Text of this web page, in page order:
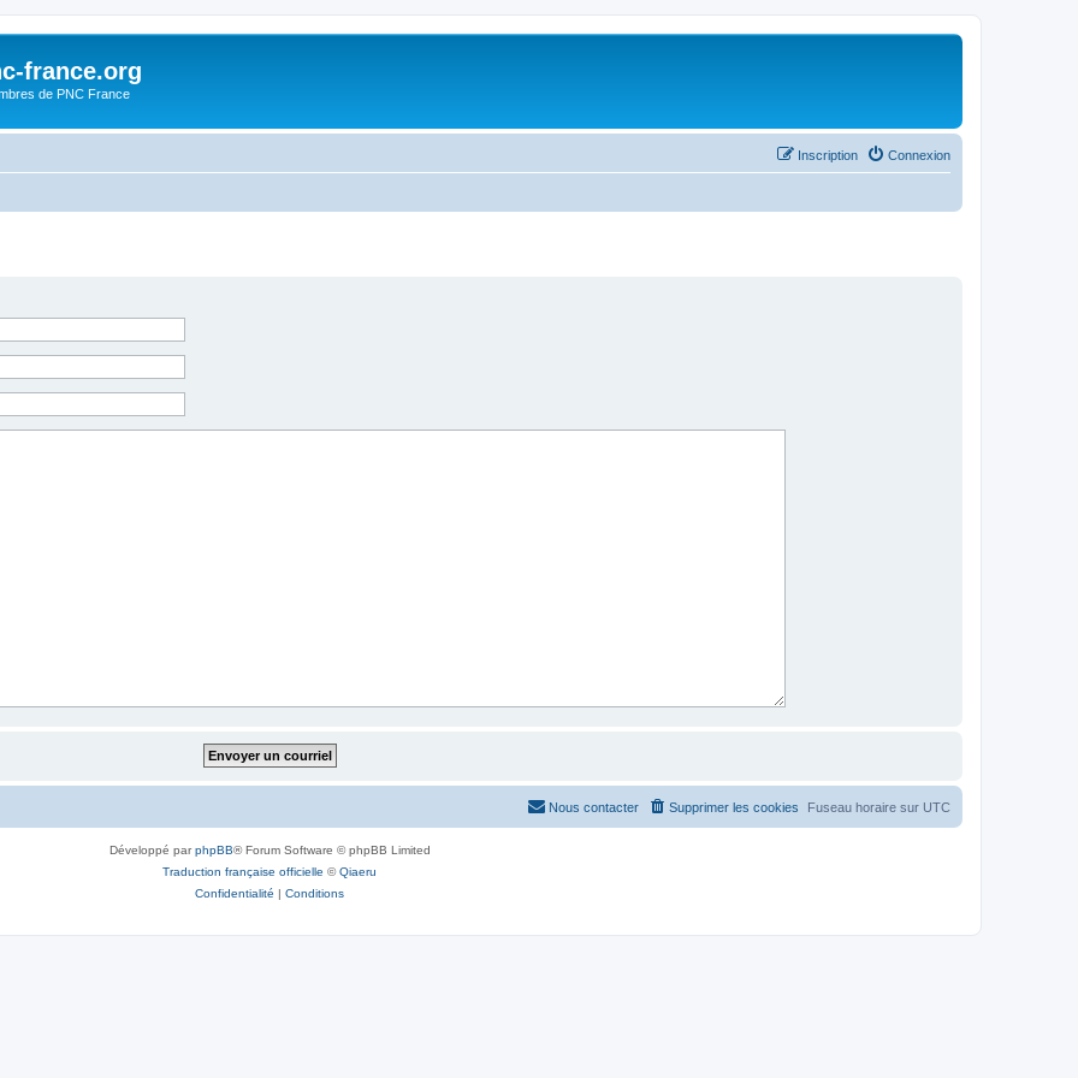
france.org
de PNC France
Connexion
Inscription
Fuseau horaire sur UTC
Supprimer les cookies
Nous contacter
Développé parphpBB® Forum Software © phpBB Limited
Traduction française officielle ©Qiaeru
Confidentialité | Conditions